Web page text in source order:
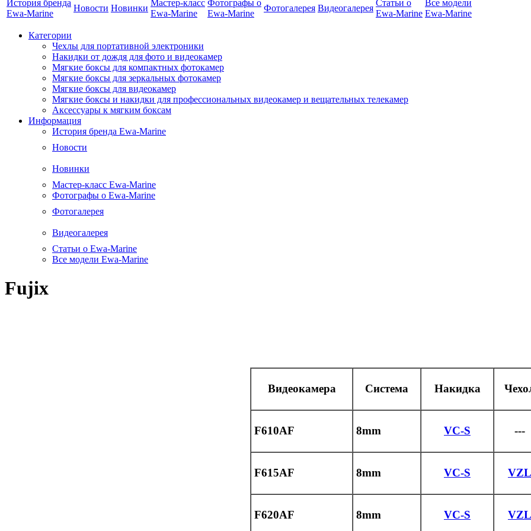
История бренда
Ewa-Marine
Новости Новинки
Мастер-класс
Ewa-Marine
Фотографы о
Ewa-Marine
Фотогалерея Видеогалерея
Статьи о
Ewa-Marine
Все модели
Ewa-Marine
Категории
Чехлы для портативной электроники
Накидки от дождя для фото и видеокамер
Мягкие боксы для компактных фотокамер
Мягкие боксы для зеркальных фотокамер
Мягкие боксы для видеокамер
Мягкие боксы и накидки для профессиональных видеокамер и вещательных телекамер
Аксессуары к мягким боксам
Информация
История бренда Ewa-Marine
Новости
Новинки
Мастер-класс Ewa-Marine
Фотографы о Ewa-Marine
Фотогалерея
Видеогалерея
Статьи о Ewa-Marine
Все модели Ewa-Marine
Fujix
Видеокамера Система Накидка
F610AF 8mm VC-S ---
F615AF 8mm VC-S VZL
F620AF 8mm VC-S VZL